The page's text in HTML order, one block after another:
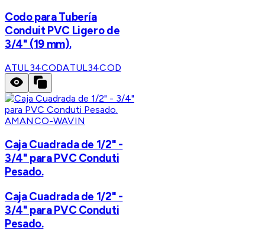
Codo para Tubería
Conduit PVC Ligero de
3/4" (19 mm).
ATUL34CODATUL34COD
AMANCO-WAVIN
Caja Cuadrada de 1/2" -
3/4" para PVC Conduti
Pesado.
Caja Cuadrada de 1/2" -
3/4" para PVC Conduti
Pesado.